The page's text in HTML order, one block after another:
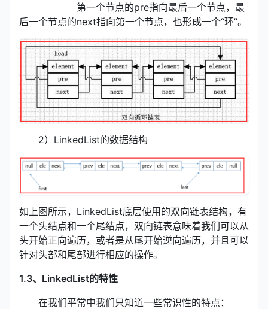
第一个节点的pre指向最后一个节点，最
后一个节点的next指向第一个节点，也形成一个“环”。
2）LinkedList的数据结构
如上图所示，LinkedList底层使用的双向链表结构，有
一个头结点和一个尾结点，双向链表意味着我们可以从
头开始正向遍历，或者是从尾开始逆向遍历，并且可以
针对头部和尾部进行相应的操作。
1.3、LinkedList的特性
在我们平常中我们只知道一些常识性的特点：